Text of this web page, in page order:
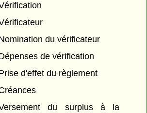
du vérificateur
de vérification
d'effet du règlement
du surplus à la